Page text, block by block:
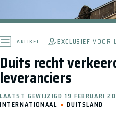
Duits recht
leveranciers
ARTIKEL EXCLUSIEFVOOR
LAATST GEWIJZIGD 19 FEBRUARI
INTERNATIONAAL
DUITSLAND